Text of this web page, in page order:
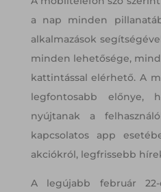
a nap minden
alkalmazások
minden lehetősége,
kattintással elérhető. A
legfontosabb előnye,
nyújtanak a
kapcsolatos app
akciókról, legfrissebb
A legújabb február